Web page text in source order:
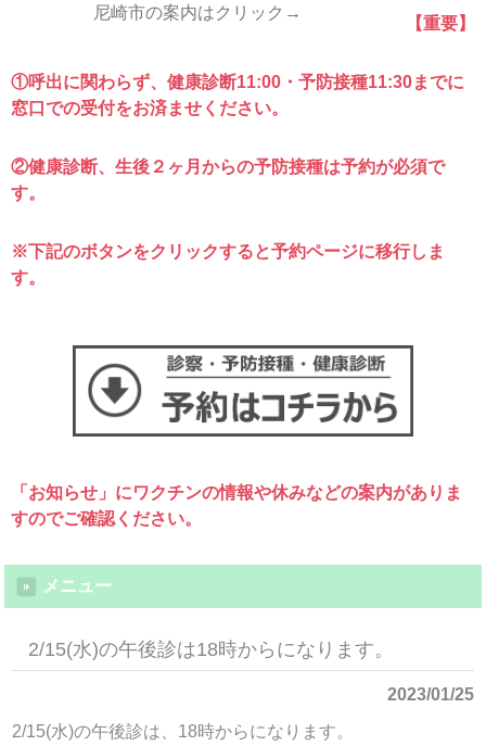
尼崎市の案内はクリック→
【重要】
①呼出に関わらず、健康診断11:00・予防接種11:30までに
窓口での受付をお済ませください。
②健康診断、生後２ヶ月からの予防接種は予約が必須で
す。
※下記のボタンをクリックすると予約ページに移行しま
す。
「お知らせ」にワクチンの情報や休みなどの案内がありま
すのでご確認ください。
メニュー
2/15(水)の午後診は18時からになります。
2023/01/25
2/15(水)の午後診は、18時からになります。